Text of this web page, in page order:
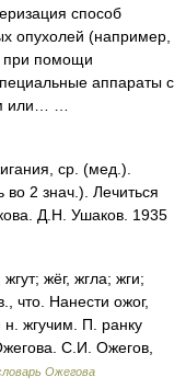
способ
опухолей (например,
при помощи
аппараты с
или… …
ср. (мед.).
во 2 знач.). Лечиться
Д.Н. Ушаков. 1935
жёг, жгла; жги;
что. Нанести ожог,
н. жгучим. П. ранку
С.И. Ожегов,
Ожегова